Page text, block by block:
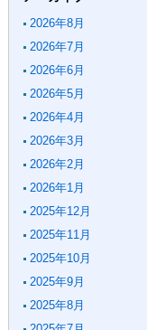
2026年8月
2026年7月
2026年6月
2026年5月
2026年4月
2026年3月
2026年2月
2026年1月
2025年12月
2025年11月
2025年10月
2025年9月
2025年8月